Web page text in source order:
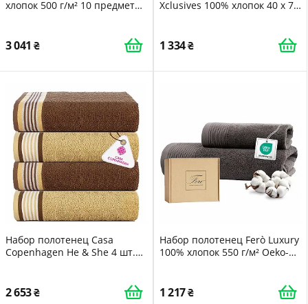
хлопок 500 г/м² 10 предметов
3 041
Xclusives 100% хлопок 40 x 71
1 334
Набор полотенец Casa
Copenhagen He & She 4 шт.
Beige
2 653
Набор полотенец Ferò Luxury
100% хлопок 550 г/м² Oeko-
1 217